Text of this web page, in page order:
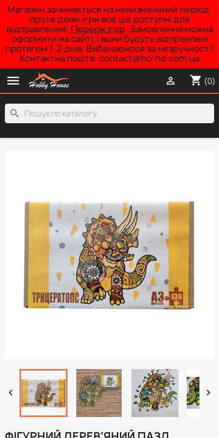
Магазин зачиняється на невизначений період,
проте деякі ігри все ще доступні для
відправлення: Перелік ігор. Замовлення можна
оформити на сайті, і вони будуть відправлені
протягом 1-2 днів. Вибачаємося за незручності!
Контактна пошта: contact@ho-ho.com.ua
 shopping_cart (0)

search
 